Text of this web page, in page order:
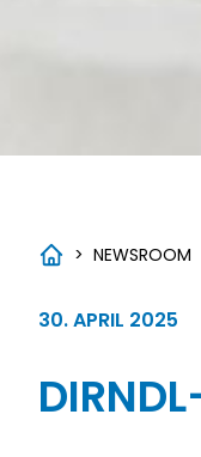
> NEWSROOM
30. APRIL 2025